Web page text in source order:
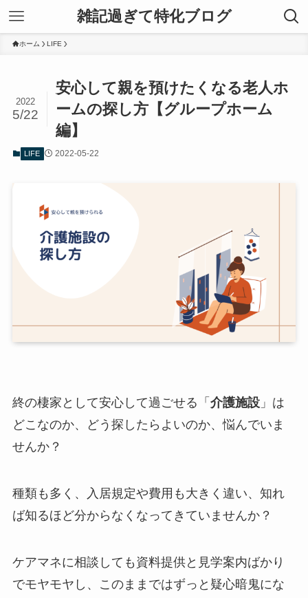
雑記過ぎて特化ブログ
ホーム LIFE
安心して親を預けたくなる老人ホ
ームの探し方【グループホーム
編】
2022
5/22
LIFE 2022-05-22
終の棲家として安心して過ごせる「 介護施設」は
どこなのか、どう探したらよいのか、悩んでいま
せんか？
種類も多く、入居規定や費用も大きく違い、知れ
ば知るほど分からなくなってきていませんか？
ケアマネに相談しても資料提供と見学案内ばかり
でモヤモヤし、このままではずっと疑心暗鬼にな